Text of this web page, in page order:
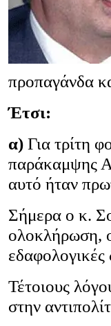
προπαγάνδα
Έτσι:
α) Για τρίτη
παράκαμψης
αυτό ήταν
Σήμερα ο κ.
ολοκλήρωση,
εδαφολογικές
Τέτοιους
στην